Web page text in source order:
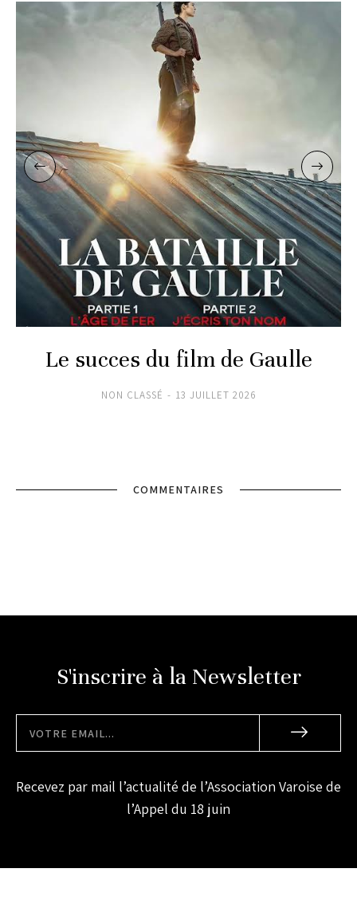
Le succes du film de Gaulle
NON CLASSÉ 13 JUILLET 2026
COMMENTAIRES
S'inscrire à la Newsletter
Recevez par mail l’actualité de l’Association Varoise de
l’Appel du 18 juin